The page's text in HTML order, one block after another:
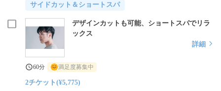
サイドカット＆ショートスパ
デザインカットも可能、ショートスパでリラ
ックス
詳細
60分 満足度募集中
2チケット(¥5,775)